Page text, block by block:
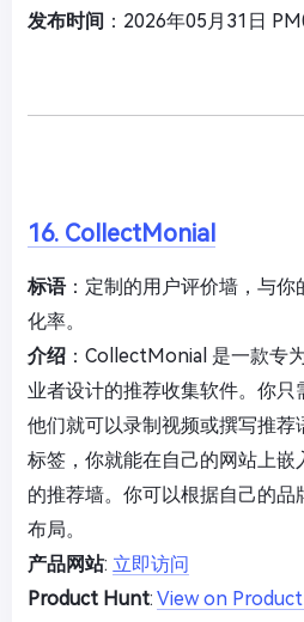
发布时间 ：2026年05月31日
16. CollectMonial
标语：定制的用户评价墙，与
化率。
介绍 ：CollectMonial 是一款专
业者设计的推荐收集软件。你只
他们就可以录制视频或撰写推荐
标签，你就能在自己的网站上嵌
的推荐墙。你可以根据自己的
布局。
产品网站: 立即访问
Product Hunt: View on